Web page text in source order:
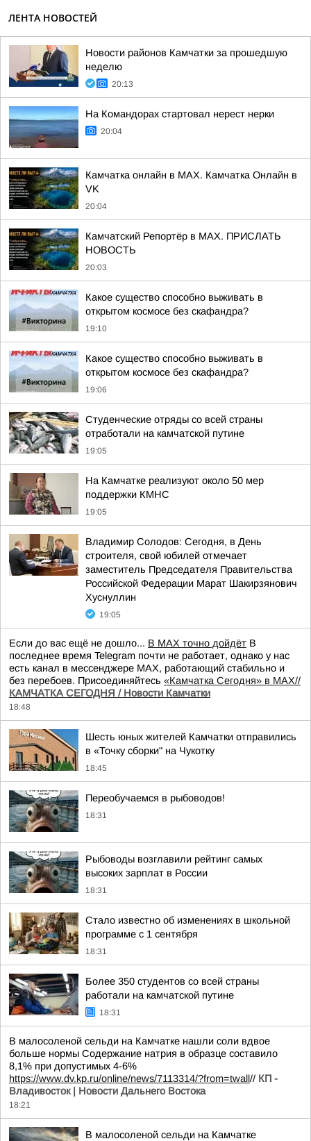
ЛЕНТА НОВОСТЕЙ
Новости районов Камчатки за прошедшую
неделю
20:13
На Командорах стартовал нерест нерки
20:04
Камчатка онлайн в MAX. Камчатка Онлайн в
VK
20:04
Камчатский Репортёр в MAX. ПРИСЛАТЬ
НОВОСТЬ
20:03
Какое существо способно выживать в
открытом космосе без скафандра?
19:10
Какое существо способно выживать в
открытом космосе без скафандра?
19:06
Студенческие отряды со всей страны
отработали на камчатской путине
19:05
На Камчатке реализуют около 50 мер
поддержки КМНС
19:05
Владимир Солодов: Сегодня, в День
строителя, свой юбилей отмечает
заместитель Председателя Правительства
Российской Федерации Марат Шакирзянович
Хуснуллин
19:05
Если до вас ещё не дошло... В MAX точно дойдёт В
последнее время Telegram почти не работает, однако у нас
есть канал в мессенджере MAX, работающий стабильно и
без перебоев. Присоединяйтесь «Камчатка Сегодня» в MAX//
КАМЧАТКА СЕГОДНЯ / Новости Камчатки
18:48
Шесть юных жителей Камчатки отправились
в «Точку сборки" на Чукотку
18:45
Переобучаемся в рыбоводов!
18:31
Рыбоводы возглавили рейтинг самых
высоких зарплат в России
18:31
Стало известно об изменениях в школьной
программе с 1 сентября
18:31
Более 350 студентов со всей страны
работали на камчатской путине
18:31
В малосоленой сельди на Камчатке нашли соли вдвое
больше нормы Содержание натрия в образце составило
8,1% при допустимых 4-6%
https://www.dv.kp.ru/online/news/7113314/?from=twall// КП -
Владивосток | Новости Дальнего Востока
18:21
В малосоленой сельди на Камчатке